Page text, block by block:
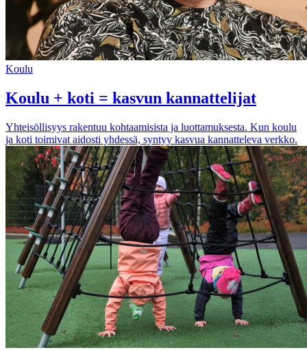
Koulu
Koulu + koti = kasvun kannattelijat
Yhteisöllisyys rakentuu kohtaamisista ja luottamuksesta. Kun koulu
ja koti toimivat aidosti yhdessä, syntyy kasvua kannatteleva verkko.